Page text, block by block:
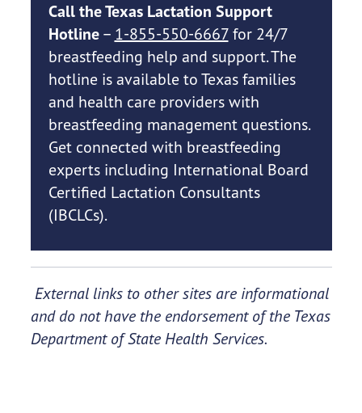
Call the Texas Lactation Support
Hotline– 1-855-550-6667for 24/7
breastfeeding help and support. The
hotline is available to Texas families
and health care providers with
breastfeeding management questions.
Get connected with breastfeeding
experts including International Board
Certified Lactation Consultants
(IBCLCs).
External links to other sites are informational
and do not have the endorsement of the Texas
Department of State Health Services.